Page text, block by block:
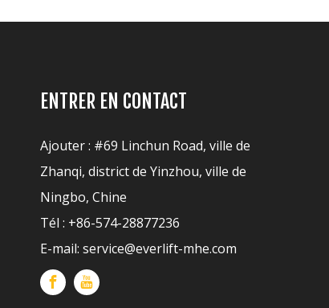
ENTRER EN CONTACT
Ajouter : #69 Linchun Road, ville de
Zhanqi, district de Yinzhou, ville de
Ningbo, Chine
Tél : +86-574-28877236
E-mail: service@everlift-mhe.com